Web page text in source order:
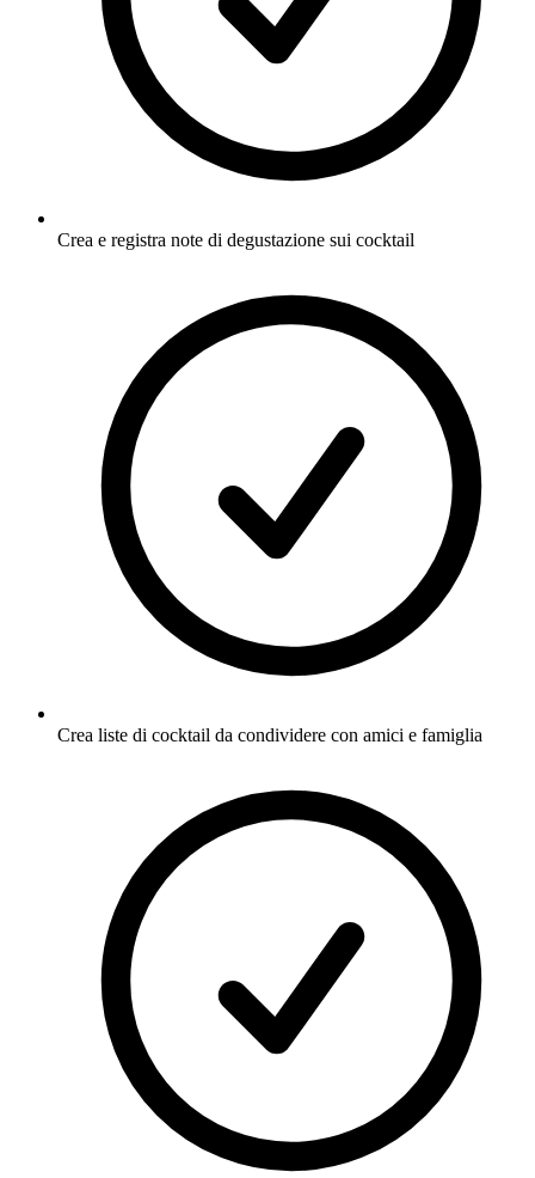
Crea e registra note di degustazione sui cocktail
Crea liste di cocktail da condividere con amici e famiglia